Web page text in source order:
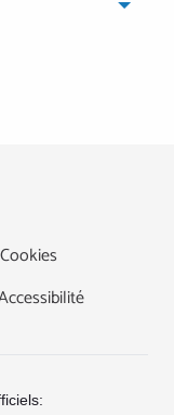
Cookies